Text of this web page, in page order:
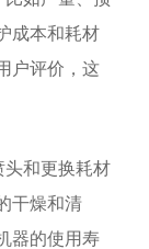
成本和耗材
户评价，这
头和更换耗材
干燥和清
器的使用寿